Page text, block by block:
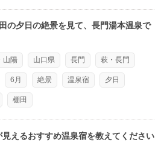
の夕日の絶景を見て、長門湯本温泉で
山陽 山口県 長門 萩・長門
6月 絶景 温泉宿 夕日
棚田
えるおすすめ温泉宿を教えてください